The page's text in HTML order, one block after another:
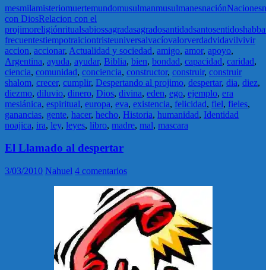
mesmilamisteriomuertemundomusulmanmusulmanesnaciónNaciones
con DiosRelacion con el
projimoreligiónritualsabiossagradasagradosantidadsantosentido
frecuentestiempotraiciontristeuniversalvacíovalorverdadvidavilvivir
accion, accionar, Actualidad y sociedad, amigo, amor, apoyo,
Argentina, ayuda, ayudar, Biblia, bien, bondad, capacidad, caridad,
ciencia, comunidad, conciencia, constructor, construir, construir
shalom, crecer, cumplir, Despertando al projimo, despertar, dia, diez,
diezmo, diluvio, dinero, Dios, divina, eden, ego, ejemplo, era
mesiánica, espiritual, europa, eva, existencia, felicidad, fiel, fieles,
ganancias, gente, hacer, hecho, Historia, humanidad, Identidad
noajica, ira, ley, leyes, libro, madre, mal, mascara
El Llamado al despertar
3/03/2010 Nahuel 4 comentarios